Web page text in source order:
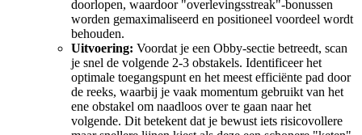
doorlopen, waardoor "overlevingsstreak"-bonussen
worden gemaximaliseerd en positioneel voordeel wordt
behouden.
Uitvoering: Voordat je een Obby-sectie betreedt, scan
je snel de volgende 2-3 obstakels. Identificeer het
optimale toegangspunt en het meest efficiënte pad door
de reeks, waarbij je vaak momentum gebruikt van het
ene obstakel om naadloos over te gaan naar het
volgende. Dit betekent dat je bewust iets risicovollere